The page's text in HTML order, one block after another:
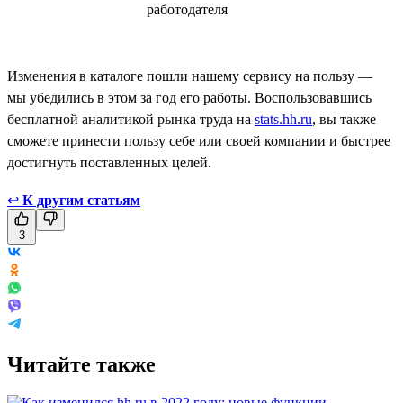
работодателя
Изменения в каталоге пошли нашему сервису на пользу —
мы убедились в этом за год его работы. Воспользовавшись
бесплатной аналитикой рынка труда на stats.hh.ru, вы также
сможете принести пользу себе или своей компании и быстрее
достигнуть поставленных целей.
↩ К другим статьям
3
Читайте также